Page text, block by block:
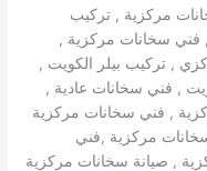
مركزية , تركيب
فني سخانات مركزية ,
, تركيب بيلر الكويت ,
, فني سخانات عادية ,
, فني سخانات مركزية
مركزية ,فني
, صيانة سخانات مركزية